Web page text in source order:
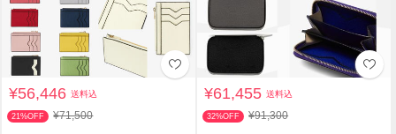
¥56,446送料込
21%OFF ¥71,500
¥61,455送料込
32%OFF ¥91,300